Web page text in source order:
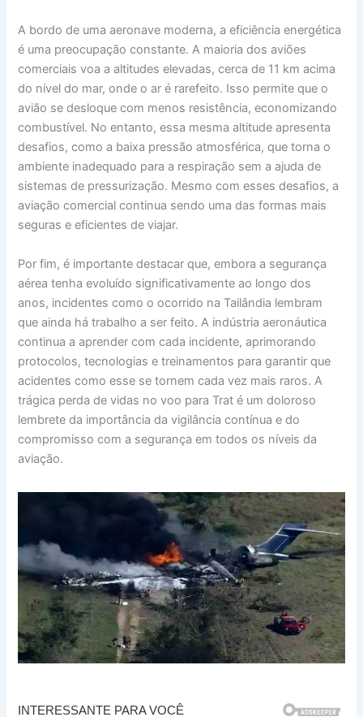
A bordo de uma aeronave moderna, a eficiência energética
é uma preocupação constante. A maioria dos aviões
comerciais voa a altitudes elevadas, cerca de 11 km acima
do nível do mar, onde o ar é rarefeito. Isso permite que o
avião se desloque com menos resistência, economizando
combustível. No entanto, essa mesma altitude apresenta
desafios, como a baixa pressão atmosférica, que torna o
ambiente inadequado para a respiração sem a ajuda de
sistemas de pressurização. Mesmo com esses desafios, a
aviação comercial continua sendo uma das formas mais
seguras e eficientes de viajar.
Por fim, é importante destacar que, embora a segurança
aérea tenha evoluído significativamente ao longo dos
anos, incidentes como o ocorrido na Tailândia lembram
que ainda há trabalho a ser feito. A indústria aeronáutica
continua a aprender com cada incidente, aprimorando
protocolos, tecnologias e treinamentos para garantir que
acidentes como esse se tornem cada vez mais raros. A
trágica perda de vidas no voo para Trat é um doloroso
lembrete da importância da vigilância contínua e do
compromisso com a segurança em todos os níveis da
aviação.